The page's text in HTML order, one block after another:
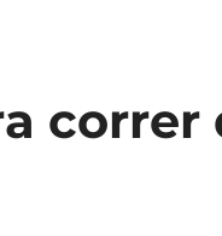
correr